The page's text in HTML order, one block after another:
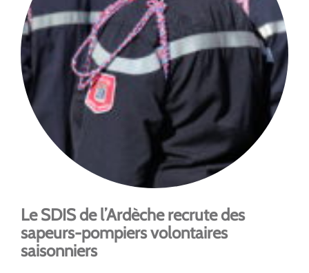
Le SDIS de l’Ardèche recrute des
sapeurs-pompiers volontaires
saisonniers